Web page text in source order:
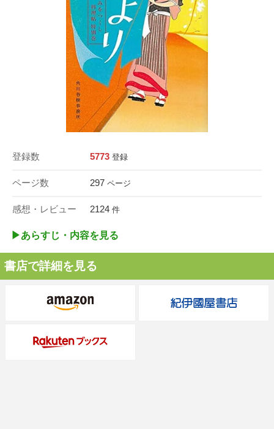
登録数 5773 登録
ページ数 297 ページ
感想・レビュー 2124 件
▶︎あらすじ・内容を見る
書店で詳細を見る